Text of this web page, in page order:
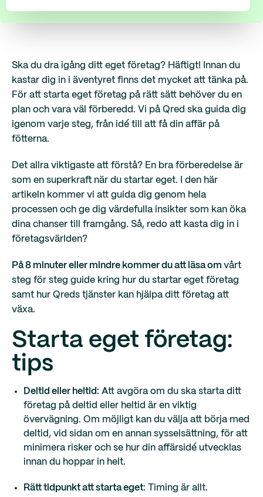
Ska du dra igång ditt eget företag? Häftigt! Innan du
kastar dig in i äventyret finns det mycket att tänka på.
För att starta eget företag på rätt sätt behöver du en
plan och vara väl förberedd. Vi på Qred ska guida dig
igenom varje steg, från idé till att få din affär på
fötterna.
Det allra viktigaste att förstå? En bra förberedelse är
som en superkraft när du startar eget. I den här
artikeln kommer vi att guida dig genom hela
processen och ge dig värdefulla insikter som kan öka
dina chanser till framgång. Så, redo att kasta dig in i
företagsvärlden?
På 8 minuter eller mindre kommer du att läsa om vårt
steg för steg guide kring hur du startar eget företag
samt hur Qreds tjänster kan hjälpa ditt företag att
växa.
Starta eget företag:
tips
Deltid eller heltid: Att avgöra om du ska starta ditt
företag på deltid eller heltid är en viktig
övervägning. Om möjligt kan du välja att börja med
deltid, vid sidan om en annan sysselsättning, för att
minimera risker och se hur din affärsidé utvecklas
innan du hoppar in helt.
Rätt tidpunkt att starta eget: Timing är allt.